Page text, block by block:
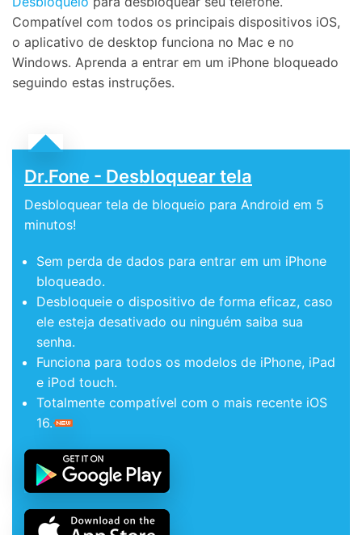
Compatível com todos os principais dispositivos iOS,
o aplicativo de desktop funciona no Mac e no
Windows. Aprenda a entrar em um iPhone bloqueado
seguindo estas instruções.
Dr.Fone - Desbloquear tela
Desbloquear tela de bloqueio para Android em 5
minutos!
Sem perda de dados para entrar em um iPhone
bloqueado.
Desbloqueie o dispositivo de forma eficaz, caso
ele esteja desativado ou ninguém saiba sua
senha.
Funciona para todos os modelos de iPhone, iPad
e iPod touch.
Totalmente compatível com o mais recente iOS
16.